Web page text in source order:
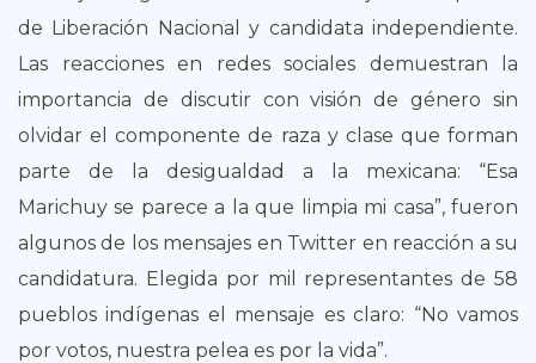
de Liberación Nacional y candidata independiente.
Las reacciones en redes sociales demuestran la
importancia de discutir con visión de género sin
olvidar el componente de raza y clase que forman
parte de la desigualdad a la mexicana: “Esa
Marichuy se parece a la que limpia mi casa”, fueron
algunos de los mensajes en Twitter en reacción a su
candidatura. Elegida por mil representantes de 58
pueblos indígenas el mensaje es claro: “No vamos
por votos, nuestra pelea es por la vida”.